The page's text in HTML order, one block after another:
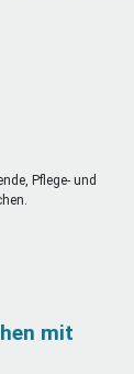
Pflege- und
mit